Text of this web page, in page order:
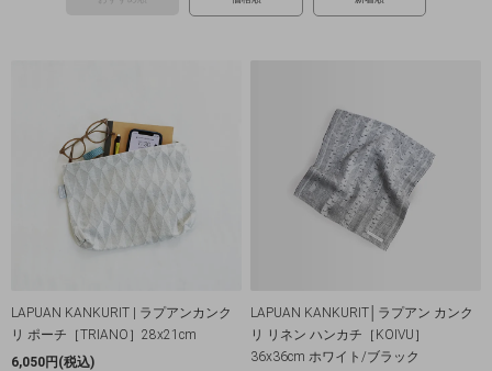
LAPUAN KANKURIT | ラプアンカンク
リ ポーチ［TRIANO］28x21cm
6,050円(税込)
LAPUAN KANKURIT│ラプアン カンク
リ リネン ハンカチ［KOIVU］
36x36cm ホワイト/ブラック